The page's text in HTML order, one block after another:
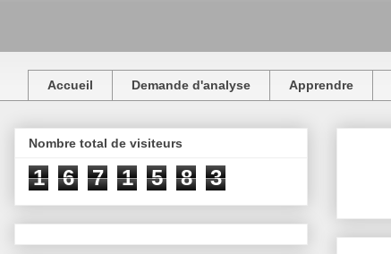
Accueil Demande d'analyse Apprendre
Nombre total de visiteurs
1 6 7 1 5 8 3